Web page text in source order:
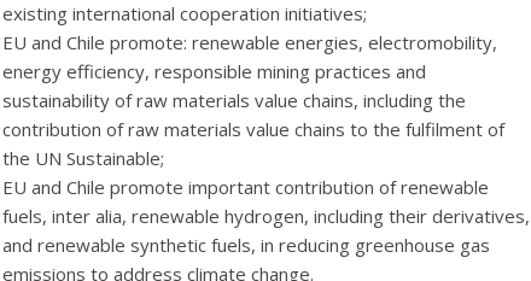
existing international cooperation initiatives;
EU and Chile promote: renewable energies, electromobility,
energy efficiency, responsible mining practices and
sustainability of raw materials value chains, including the
contribution of raw materials value chains to the fulfilment of
the UN Sustainable;
EU and Chile promote important contribution of renewable
fuels, inter alia, renewable hydrogen, including their derivatives,
and renewable synthetic fuels, in reducing greenhouse gas
emissions to address climate change.